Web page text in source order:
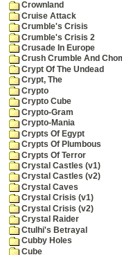
Crownland
Cruise Attack
Crumble's Crisis
Crumble's Crisis 2
Crusade In Europe
Crush Crumble And
Crypt Of The Undead
Crypt, The
Crypto
Crypto Cube
Crypto-Gram
Crypto-Mania
Crypts Of Egypt
Crypts Of Plumbous
Crypts Of Terror
Crystal Castles (v1)
Crystal Castles (v2)
Crystal Caves
Crystal Crisis (v1)
Crystal Crisis (v2)
Crystal Raider
Ctulhi's Betrayal
Cubby Holes
Cube